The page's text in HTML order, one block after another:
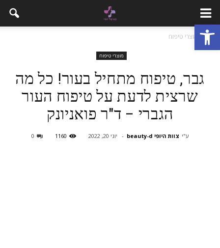
פתח סרגל נגישות
בית מוצרי טיפוח
מוצרי טיפוח
גבר, טיפוח מתחיל בעור! כל מה
שרצית לדעת על טיפוח העור
הגברי – ד"ר פואניונק
ע"י צוות היופי beauty-d - יוני 20, 2022 1160
0